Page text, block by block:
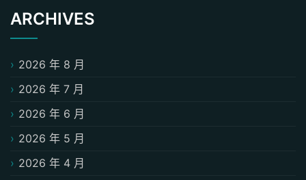
ARCHIVES
2026 年 8 月
2026 年 7 月
2026 年 6 月
2026 年 5 月
2026 年 4 月